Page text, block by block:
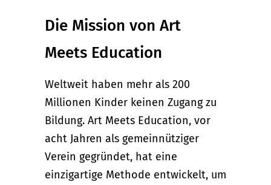
Die Mission von Art
Meets Education
Weltweit haben mehr als 200
Millionen Kinder keinen Zugang zu
Bildung. Art Meets Education, vor
acht Jahren als gemeinnütziger
Verein gegründet, hat eine
einzigartige Methode entwickelt, um